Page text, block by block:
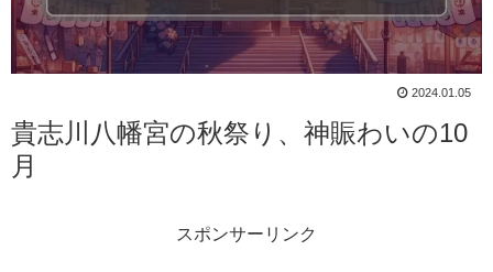
2024.01.05
貴志川八幡宮の秋祭り、神賑わいの10
月
スポンサーリンク